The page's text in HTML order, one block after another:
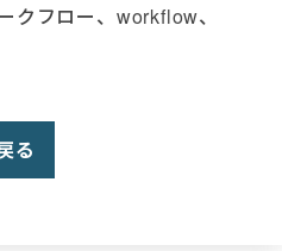
クフロー、workflow、
る